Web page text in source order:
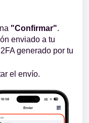
"Confirmar".
enviado a tu
generado por tu
el envío.